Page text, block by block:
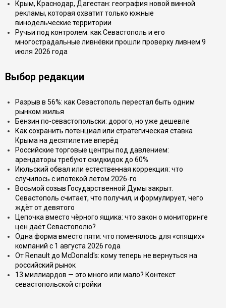
Крым, Краснодар, Дагестан: география новой винной
рекламы, которая охватит только южные
винодельческие территории
Ручьи под контролем: как Севастополь и его
многострадальные ливнёвки прошли проверку ливнем 9
июля 2026 года
Выбор редакции
Разрыв в 56%: как Севастополь перестал быть одним
рынком жилья
Бензин по-севастопольски: дорого, но уже дешевле
Как сохранить потенциал или стратегическая ставка
Крыма на десятилетие вперёд
Российские торговые центры под давлением:
арендаторы требуют скидкидок до 60%
Июльский обвал или естественная коррекция: что
случилось с ипотекой летом 2026-го
Восьмой созыв Государственной Думы закрыт.
Севастополь считает, что получил, и формулирует, чего
ждёт от девятого
Цепочка вместо чёрного ящика: что закон о мониторинге
цен даёт Севастополю?
Одна форма вместо пяти: что поменялось для «спящих»
компаний с 1 августа 2026 года
От Renault до McDonald's: кому теперь не вернуться на
российский рынок
13 миллиардов — это много или мало? Контекст
севастопольской стройки